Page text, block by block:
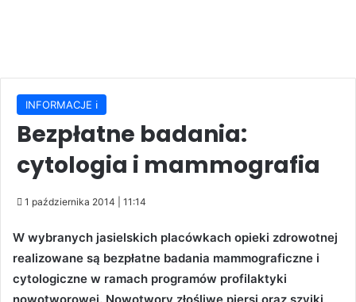
INFORMACJE ℹ️
Bezpłatne badania:
cytologia i mammografia
1 października 2014 | 11:14
W wybranych jasielskich placówkach opieki zdrowotnej
realizowane są bezpłatne badania mammograficzne i
cytologiczne w ramach programów profilaktyki